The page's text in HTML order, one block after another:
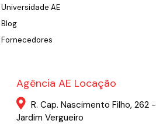
Universidade AE
Blog
Fornecedores
Agência AE Locação
R. Cap. Nascimento Filho, 262 -
Jardim Vergueiro